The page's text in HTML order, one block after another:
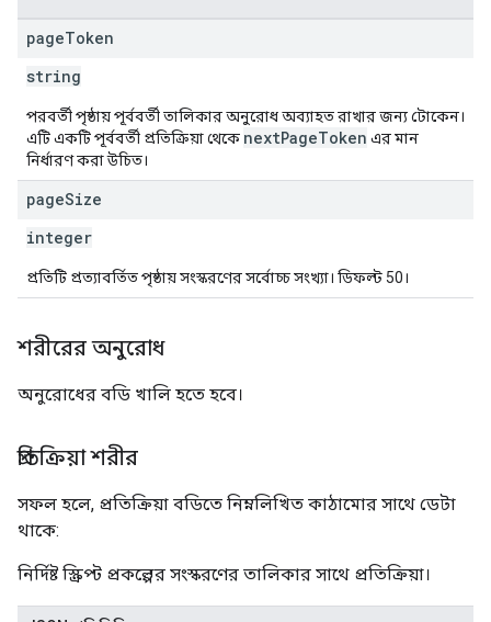
pageToken
string
পরবর্তী পৃষ্ঠায় পূর্ববর্তী তালিকার অনুরোধ অব্যাহত রাখার জন্য টোকেন।
এটি একটি পূর্ববর্তী প্রতিক্রিয়া থেকে nextPageToken এর মান
নির্ধারণ করা উচিত।
pageSize
integer
প্রতিটি প্রত্যাবর্তিত পৃষ্ঠায় সংস্করণের সর্বোচ্চ সংখ্যা। ডিফল্ট 50।
শরীরের অনুরোধ
অনুরোধের বডি খালি হতে হবে।
প্রতিক্রিয়া শরীর
সফল হলে, প্রতিক্রিয়া বডিতে নিম্নলিখিত কাঠামোর সাথে ডেটা
থাকে:
নির্দিষ্ট স্ক্রিপ্ট প্রকল্পের সংস্করণের তালিকার সাথে প্রতিক্রিয়া।